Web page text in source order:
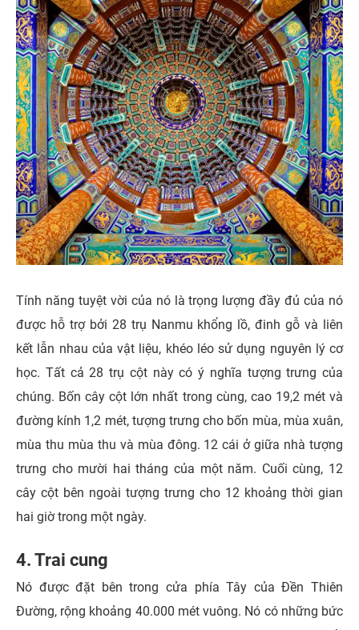
Tính năng tuyệt vời của nó là trọng lượng đầy đủ của nó
được hỗ trợ bởi 28 trụ Nanmu khổng lồ, đinh gỗ và liên
kết lẫn nhau của vật liệu, khéo léo sử dụng nguyên lý cơ
học. Tất cả 28 trụ cột này có ý nghĩa tượng trưng của
chúng. Bốn cây cột lớn nhất trong cùng, cao 19,2 mét và
đường kính 1,2 mét, tượng trưng cho bốn mùa, mùa xuân,
mùa thu mùa thu và mùa đông. 12 cái ở giữa nhà tượng
trưng cho mười hai tháng của một năm. Cuối cùng, 12
cây cột bên ngoài tượng trưng cho 12 khoảng thời gian
hai giờ trong một ngày.
4. Trai cung
Nó được đặt bên trong cửa phía Tây của Đền Thiên
Đường, rộng khoảng 40.000 mét vuông. Nó có những bức